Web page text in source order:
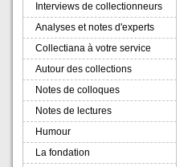
Interviews de collectionneurs
Analyses et notes d'experts
Collectiana à votre service
Autour des collections
Notes de colloques
Notes de lectures
Humour
La fondation